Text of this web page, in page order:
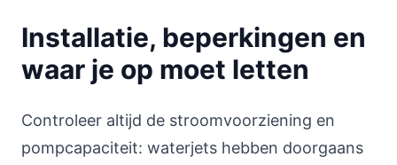
Installatie, beperkingen en
waar je op moet letten
Controleer altijd de stroomvoorziening en
pompcapaciteit: waterjets hebben doorgaans